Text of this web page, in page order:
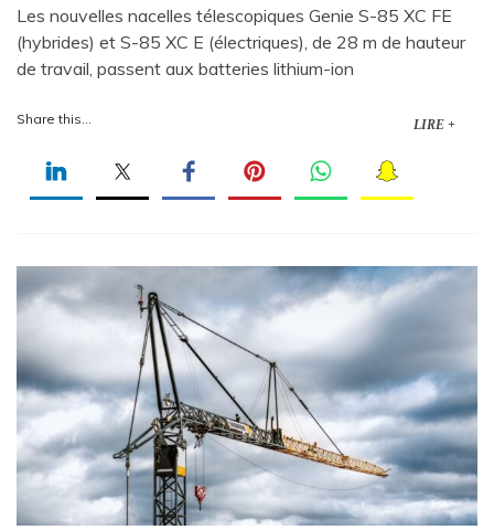
Les nouvelles nacelles télescopiques Genie S-85 XC FE
(hybrides) et S-85 XC E (électriques), de 28 m de hauteur
de travail, passent aux batteries lithium-ion
Share this... LIRE +